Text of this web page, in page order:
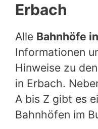
Erbach
Alle Bahnhöfe
Informationen
Hinweise zu
in Erbach.
A bis Z gibt es
Bahnhöfen im